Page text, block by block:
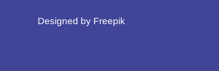
Designed by Freepik